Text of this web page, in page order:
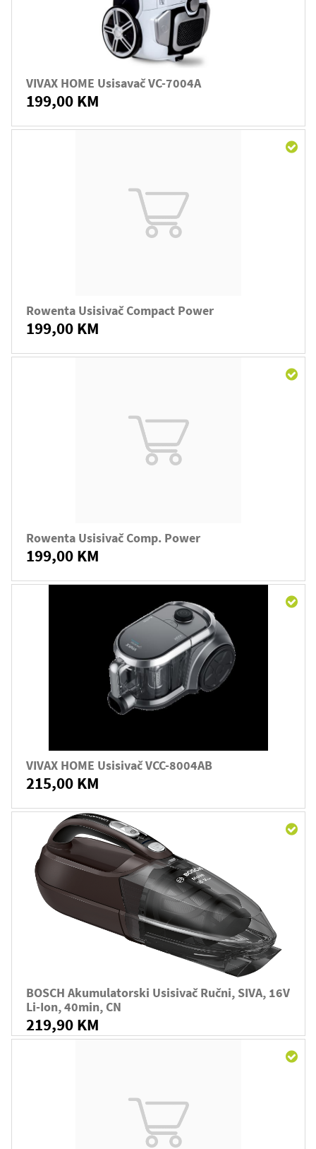
VIVAX HOME Usisavač VC-7004A
199,00 KM
Rowenta Usisivač Compact Power
199,00 KM
Rowenta Usisivač Comp. Power
199,00 KM
VIVAX HOME Usisivač VCC-8004AB
215,00 KM
BOSCH Akumulatorski Usisivač Ručni, SIVA, 16V
Li-Ion, 40min, CN
219,90 KM